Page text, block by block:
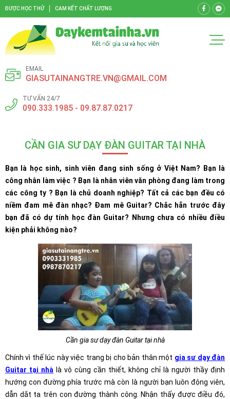
ĐƯỢC HỌC THỬ CAM KẾT CHẤT LƯỢNG
EMAIL
GIASUTAINANGTRE.VN@GMAIL.COM
TƯ VẤN 24/7
090.333.1985 - 09.87.87.0217
CẦN GIA SƯ DẠY ĐÀN GUITAR TẠI NHÀ
Bạn là học sinh, sinh viên đang sinh sống ở Việt Nam? Bạn là
công nhân làm việc ? Bạn là nhân viên văn phòng đang làm trong
các công ty ? Bạn là chủ doanh nghiệp? Tất cả các bạn đều có
niềm đam mê đàn nhạc? Đam mê Guitar? Chắc hẳn trước đây
bạn đã có dự tính học đàn Guitar? Nhưng chưa có nhiều điều
kiện phải không nào?
Cần gia sư dạy đàn Guitar tại nhà
Chính vì thế lúc này việc trang bị cho bản thân một gia sư dạy đàn
Guitar tại nhà là vô cùng cần thiết, không chỉ là người thầy định
hướng con đường phía trước mà còn là người bạn luôn động viên,
dẫn dắt ta trên con đường thành công. Nhận thấy được điều đó,